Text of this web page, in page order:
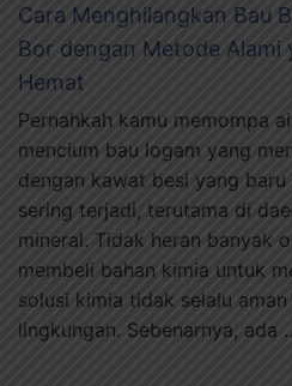
Cara Menghilangkan Bau
Bor dengan Metode Alami
Hemat
Pernahkah kamu memompa
mencium bau logam yang
dengan kawat besi yang baru
sering terjadi, terutama di
mineral. Tidak heran banyak
membeli bahan kimia untuk
solusi kimia tidak selalu
lingkungan. Sebenarnya, ada